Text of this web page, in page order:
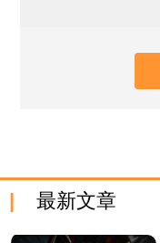
最新文章